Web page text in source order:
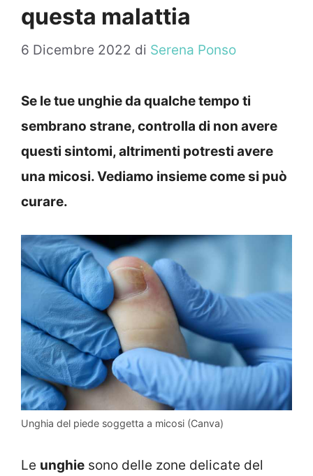
questa malattia
6 Dicembre 2022 di Serena Ponso
Se le tue unghie da qualche tempo ti
sembrano strane, controlla di non avere
questi sintomi, altrimenti potresti avere
una micosi. Vediamo insieme come si può
curare.
Unghia del piede soggetta a micosi (Canva)
Le unghie sono delle zone delicate del